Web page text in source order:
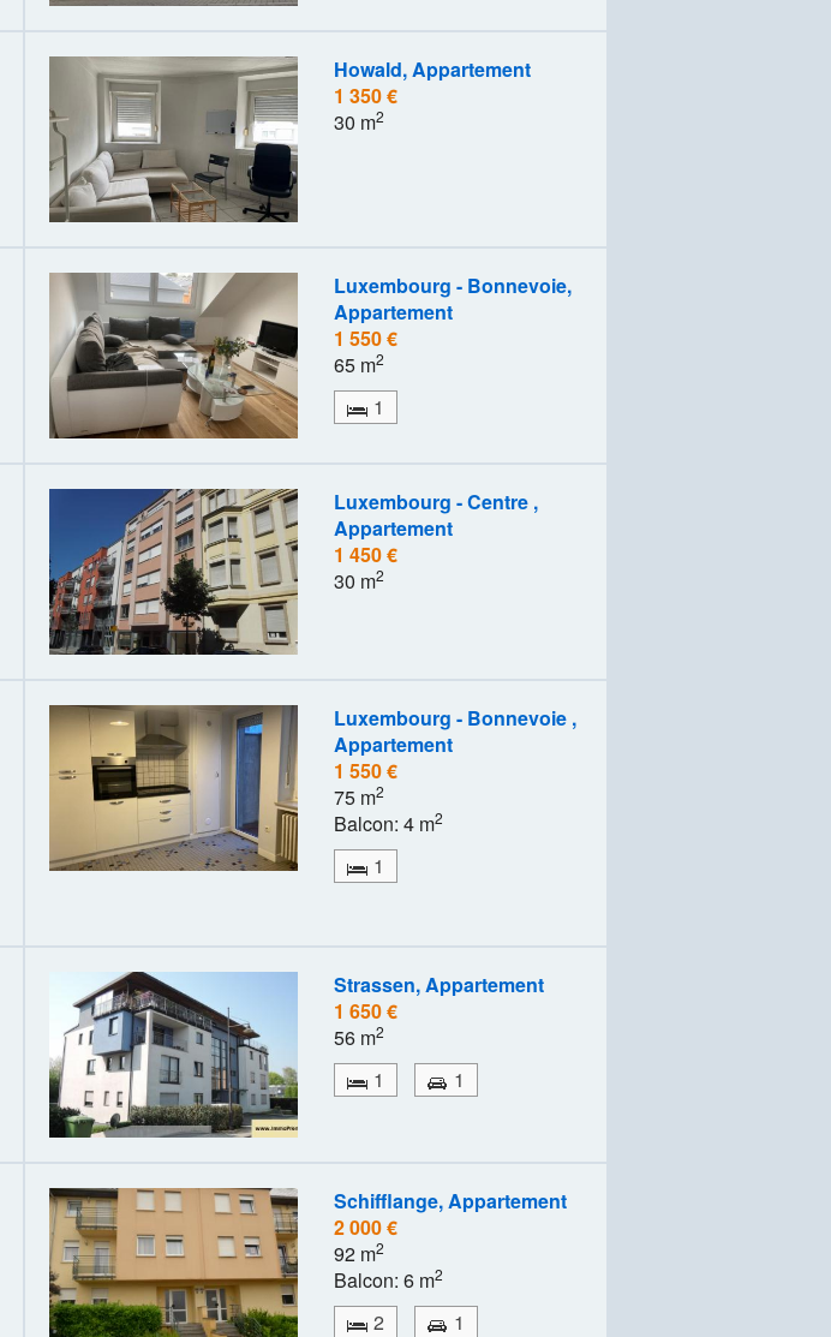
Howald, Appartement
1 350 €
30 m2
Luxembourg - Bonnevoie,
Appartement
1 550 €
65 m2
1
Luxembourg - Centre ,
Appartement
1 450 €
30 m2
Luxembourg - Bonnevoie ,
Appartement
1 550 €
75 m2
Balcon: 4 m2
1
Strassen, Appartement
1 650 €
56 m2
1 1
Schifflange, Appartement
2 000 €
92 m2
Balcon: 6 m2
2 1